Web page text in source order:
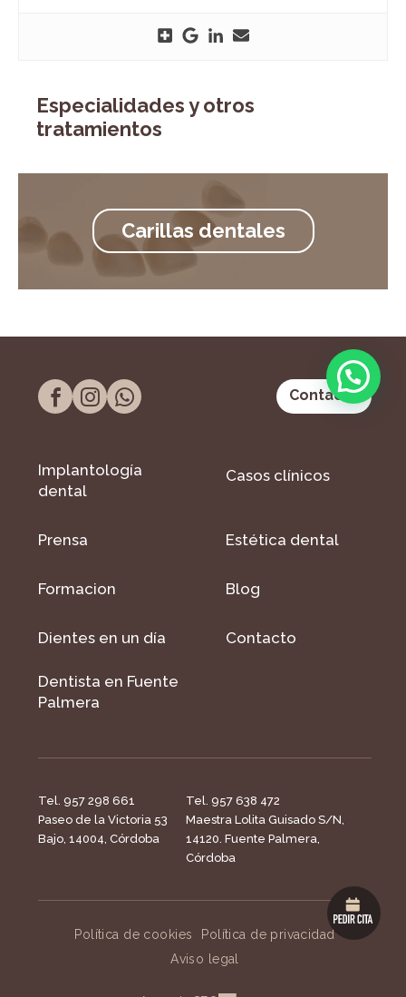
Especialidades y otros
tratamientos
Carillas dentales
Contacto
Implantología
dental
Casos clínicos
Prensa Estética dental
Formacion Blog
Dientes en un día Contacto
Dentista en Fuente
Palmera
Tel. 957 298 661
Paseo de la Victoria 53
Bajo, 14004, Córdoba
Tel. 957 638 472
Maestra Lolita Guisado S/N,
14120. Fuente Palmera,
Córdoba
Política de cookies
Política de privacidad
Aviso legal